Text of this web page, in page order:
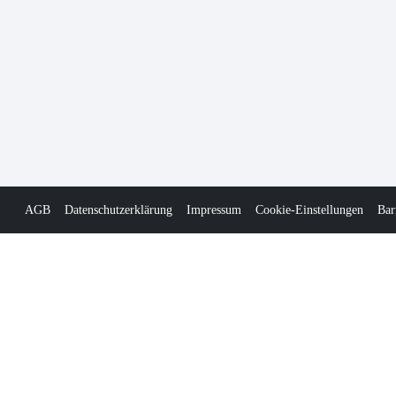
AGB Datenschutzerklärung Impressum Cookie-Einstellungen